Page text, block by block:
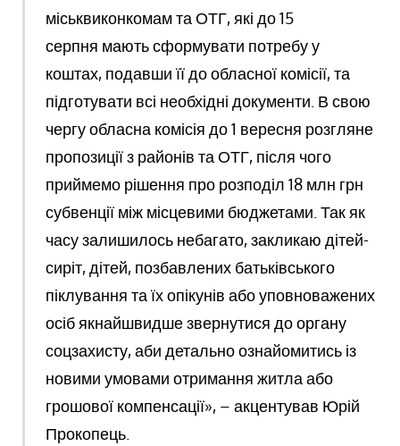
міськвиконкомам та ОТГ, які до 15
серпня мають сформувати потребу у
коштах, подавши її до обласної комісії, та
підготувати всі необхідні документи. В свою
чергу обласна комісія до 1 вересня розгляне
пропозиції з районів та ОТГ, після чого
приймемо рішення про розподіл 18 млн грн
субвенції між місцевими бюджетами. Так як
часу залишилось небагато, закликаю дітей-
сиріт, дітей, позбавлених батьківського
піклування та їх опікунів або уповноважених
осіб якнайшвидше звернутися до органу
соцзахисту, аби детально ознайомитись із
новими умовами отримання житла або
грошової компенсації», – акцентував Юрій
Прокопець.